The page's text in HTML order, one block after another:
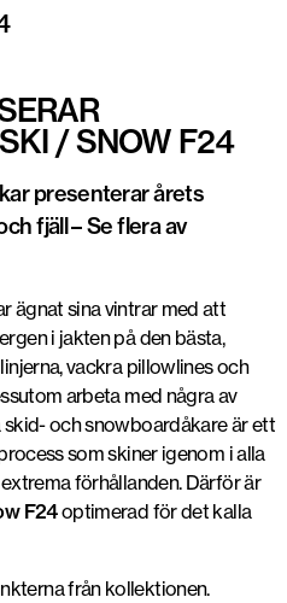
/ SNOW F24
presenterar årets
fjäll – Se flera av
ägnat sina vintrar med att
i jakten på den bästa,
vackra pillowlines och
arbeta med några av
och snowboardåkare är ett
som skiner igenom i alla
förhållanden. Därför är
F24optimerad för det kalla
från kollektionen.